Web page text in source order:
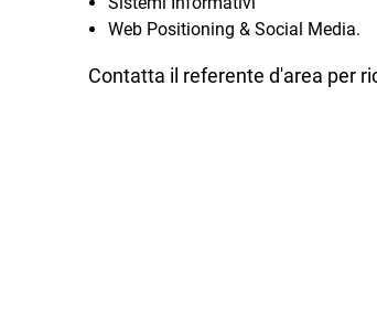
Web Positioning & Social Media.
Contatta il referente d'area per